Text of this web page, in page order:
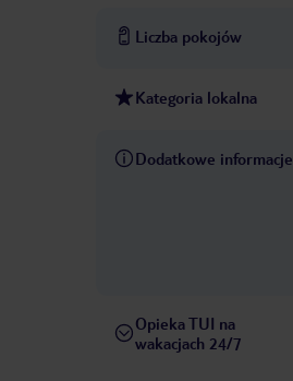
Liczba pokojów
Kategoria lokalna
Dodatkowe informacje
Opieka TUI na
wakacjach 24/7